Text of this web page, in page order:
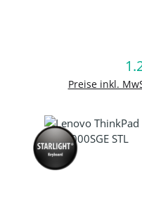
Preise inkl.
In